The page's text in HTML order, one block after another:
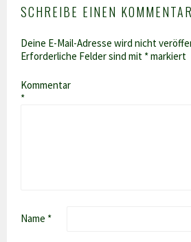
SCHREIBE EINEN KOMMENTAR
Deine E-Mail-Adresse wird nicht
Erforderliche Felder sind mit *markiert
Kommentar
*
Name *